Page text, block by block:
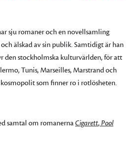
sju romaner och en novellsamling
älskad av sin publik. Samtidigt är han
den stockholmska kulturvärlden, för att
Tunis, Marseilles, Marstrand och
kosmopolit som finner ro i rotlösheten.
samtal om romanernaCigarett, Pool